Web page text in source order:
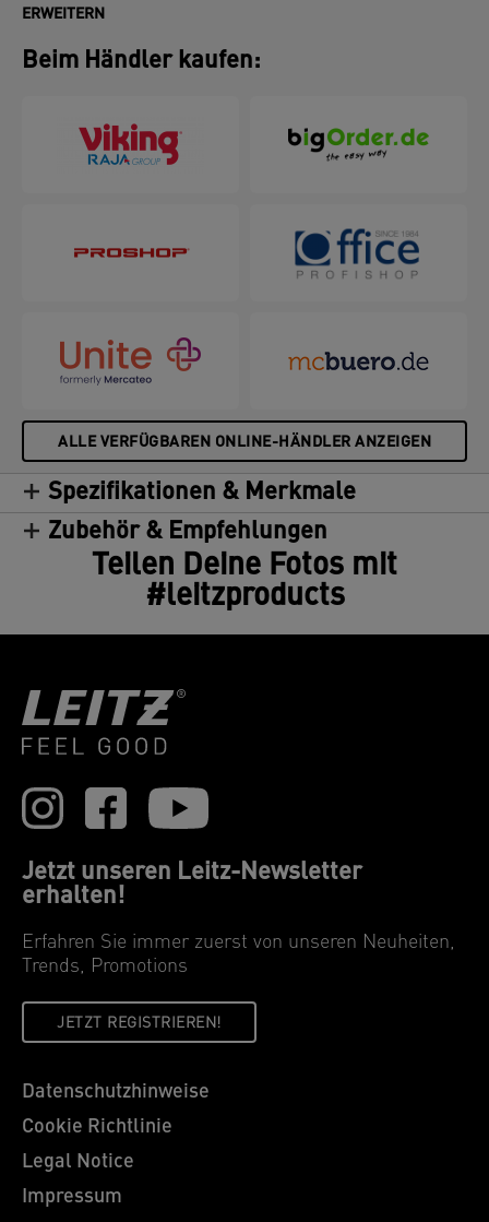
ERWEITERN
Beim Händler kaufen:
ALLE VERFÜGBAREN ONLINE-HÄNDLER ANZEIGEN
Spezifikationen & Merkmale
Zubehör & Empfehlungen
Teilen Deine Fotos mit
#leitzproducts
Jetzt unseren Leitz-Newsletter
erhalten!
Erfahren Sie immer zuerst von unseren Neuheiten,
Trends, Promotions
JETZT REGISTRIEREN!
Datenschutzhinweise
Cookie Richtlinie
Legal Notice
Impressum